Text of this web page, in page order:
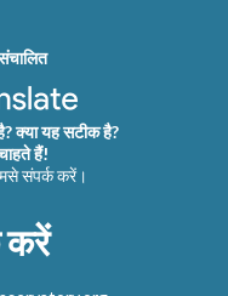
क्या यह सटीक है?
हैं!
संपर्क करें।
करें